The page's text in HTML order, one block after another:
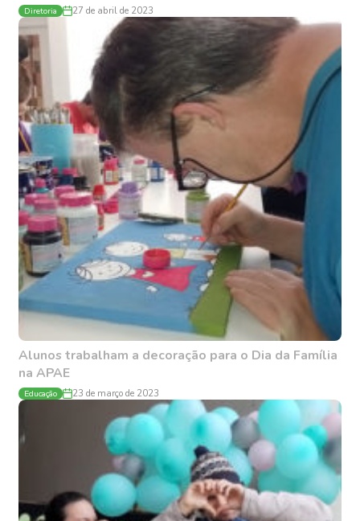
Diretoria 27 de abril de 2023
Alunos trabalham a decoração para o Dia da Família
na APAE
Educação 23 de março de 2023